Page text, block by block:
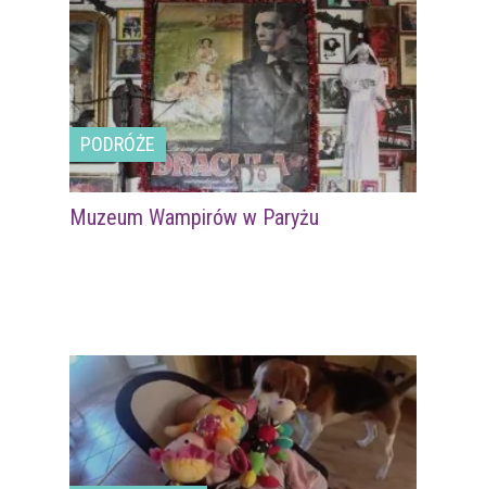
PODRÓŻE
Muzeum Wampirów w Paryżu